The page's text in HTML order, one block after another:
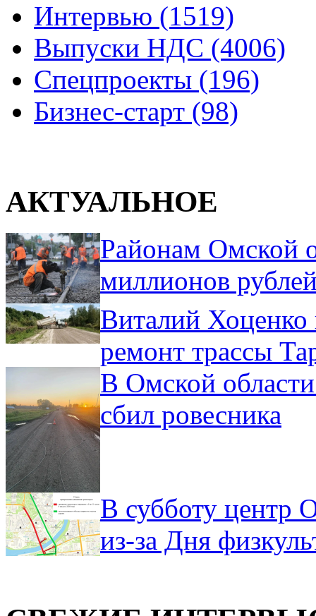
Интервью (1519)
Выпуски НДС (4006)
Спецпроекты (196)
Бизнес-старт (98)
АКТУАЛЬНОЕ
Районам Омской
миллионов
Виталий Хоценко
ремонт трассы
В Омской
сбил ровесника
В субботу центр
из-за Дня